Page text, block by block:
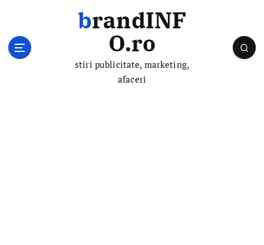
brandINF
O.ro
stiri publicitate, marketing,
afaceri